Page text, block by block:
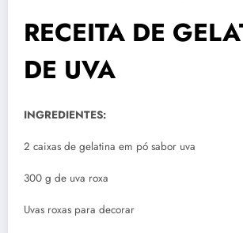
RECEITA DE
DE UVA
INGREDIENTES:
2 caixas de gelatina em pó sabor uva
300 g de uva roxa
Uvas roxas para decorar